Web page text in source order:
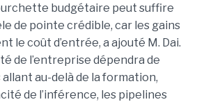
budgétaire peut suffire
de pointe crédible, car les gains
le coût d’entrée, a ajouté M. Dai.
de l’entreprise dépendra de
au-delà de la formation,
de l’inférence, les pipelines